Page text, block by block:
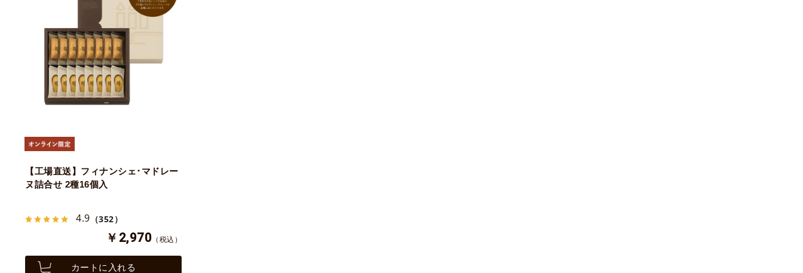
【工場直送】フィナンシェ･マドレー
ヌ詰合せ 2種16個入
4.9 （352）
￥2,970 （税込）
カートに入れる